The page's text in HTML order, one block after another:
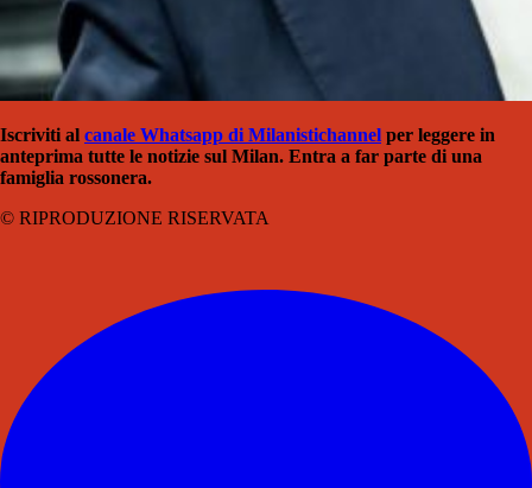
Iscriviti al canale Whatsapp di Milanistichannel per leggere in
anteprima tutte le notizie sul Milan. Entra a far parte di una
famiglia rossonera.
© RIPRODUZIONE RISERVATA